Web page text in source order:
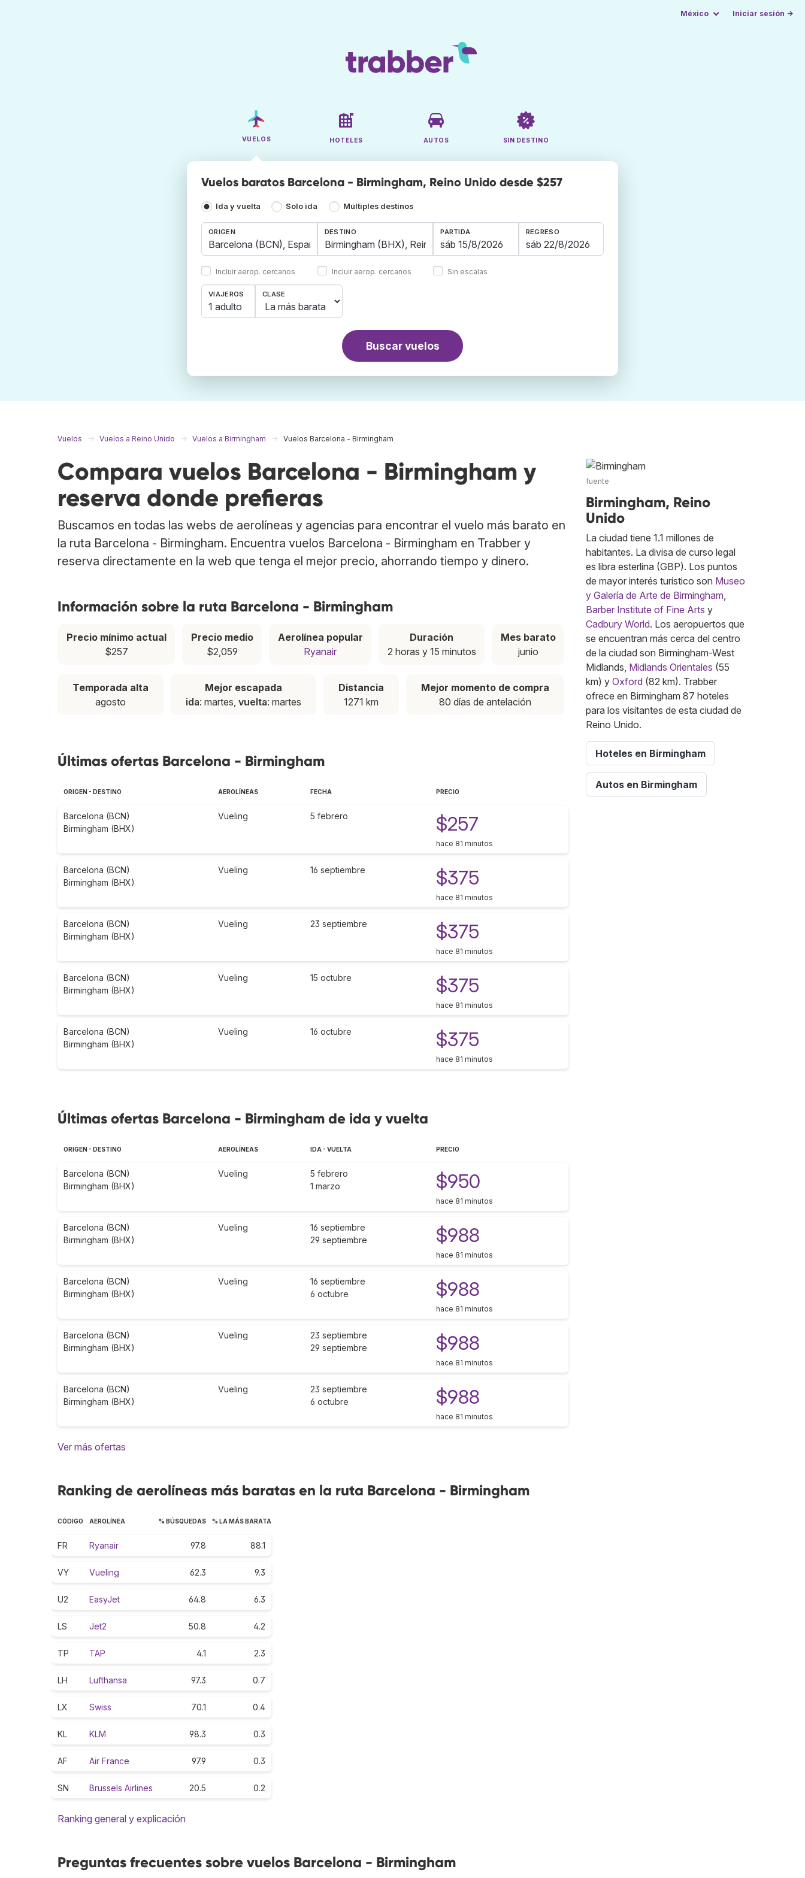
México Iniciar sesión →
VUELOS HOTELES AUTOS SIN DESTINO
Vuelos baratos Barcelona - Birmingham, Reino Unido desde $257
Ida y vuelta Solo ida Múltiples destinos
ORIGEN
Incluir aerop. cercanos
DESTINO
Incluir aerop. cercanos
PARTIDA REGRESO
Sin escalas
VIAJEROS
1 adulto
CLASE
Buscar vuelos
Vuelos Vuelos a Reino Unido Vuelos a Birmingham Vuelos Barcelona - Birmingham
Compara vuelos Barcelona - Birmingham y
reserva donde prefieras
Buscamos en todas las webs de aerolíneas y agencias para encontrar el vuelo más barato en
la ruta Barcelona - Birmingham. Encuentra vuelos Barcelona - Birmingham en Trabber y
reserva directamente en la web que tenga el mejor precio, ahorrando tiempo y dinero.
Información sobre la ruta Barcelona - Birmingham
Precio mínimo actual
$257
Precio medio
$2,059
Aerolínea popular
Ryanair
Duración
2 horas y 15 minutos
Mes barato
junio
Temporada alta
agosto
Mejor escapada
ida: martes, vuelta: martes
Distancia
1271 km
Mejor momento de compra
80 días de antelación
Últimas ofertas Barcelona - Birmingham
ORIGEN - DESTINO AEROLÍNEAS FECHA PRECIO
Barcelona (BCN)
Birmingham (BHX)
Vueling 5 febrero $257
hace 81 minutos
Barcelona (BCN)
Birmingham (BHX)
Vueling 16 septiembre $375
hace 81 minutos
Barcelona (BCN)
Birmingham (BHX)
Vueling 23 septiembre $375
hace 81 minutos
Barcelona (BCN)
Birmingham (BHX)
Vueling 15 octubre $375
hace 81 minutos
Barcelona (BCN)
Birmingham (BHX)
Vueling 16 octubre $375
hace 81 minutos
Últimas ofertas Barcelona - Birmingham de ida y vuelta
ORIGEN - DESTINO AEROLÍNEAS IDA - VUELTA PRECIO
Barcelona (BCN)
Birmingham (BHX)
Vueling
5 febrero
1 marzo
$950
hace 81 minutos
Barcelona (BCN)
Birmingham (BHX)
Vueling
16 septiembre
29 septiembre
$988
hace 81 minutos
Barcelona (BCN)
Birmingham (BHX)
Vueling
16 septiembre
6 octubre
$988
hace 81 minutos
Barcelona (BCN)
Birmingham (BHX)
Vueling
23 septiembre
29 septiembre
$988
hace 81 minutos
Barcelona (BCN)
Birmingham (BHX)
Vueling
23 septiembre
6 octubre
$988
hace 81 minutos
Ver más ofertas
Ranking de aerolíneas más baratas en la ruta Barcelona - Birmingham
CÓDIGO AEROLÍNEA % BÚSQUEDAS % LA MÁS BARATA
FR Ryanair 97.8 88.1
VY Vueling 62.3 9.3
U2 EasyJet 64.8 6.3
LS Jet2 50.8 4.2
TP TAP 4.1 2.3
LH Lufthansa 97.3 0.7
LX Swiss 70.1 0.4
KL KLM 98.3 0.3
AF Air France 97.9 0.3
SN Brussels Airlines 20.5 0.2
Ranking general y explicación
Preguntas frecuentes sobre vuelos Barcelona - Birmingham
fuente
Birmingham, Reino
Unido
La ciudad tiene 1.1 millones de
habitantes. La divisa de curso legal
es libra esterlina (GBP). Los puntos
de mayor interés turístico son Museo
y Galería de Arte de Birmingham,
Barber Institute of Fine Arts y
Cadbury World. Los aeropuertos que
se encuentran más cerca del centro
de la ciudad son Birmingham-West
Midlands, Midlands Orientales (55
km) y Oxford (82 km). Trabber
ofrece en Birmingham 87 hoteles
para los visitantes de esta ciudad de
Reino Unido.
Hoteles en Birmingham
Autos en Birmingham